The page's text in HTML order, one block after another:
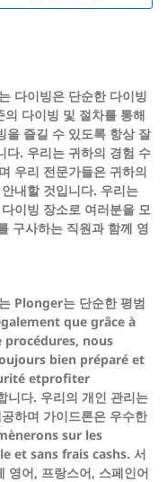
다이빙은 단순한 다이빙
다이빙 및 절차를 통해
을 즐길 수 있도록 항상 잘
다. 우리는 귀하의 경험 수
우리 전문가들은 귀하의
내할 것입니다. 우리는
이빙 장소로 여러분을 모
구사하는 직원과 함께 영
Plonger는 단순한 평범
que grâce à
procédures, nous
bien préparé et
etprofiter
다. 우리의 개인 관리는
하며 가이드론은 우수한
sur les
et sans frais cashs. 서
영어, 프랑스어, 스페인어